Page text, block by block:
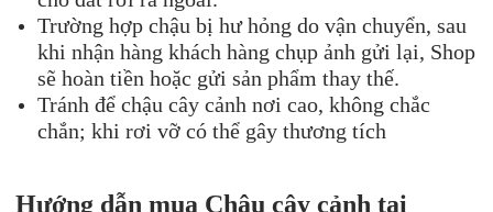
Trường hợp chậu bị hư hỏng do vận chuyển, sau
khi nhận hàng khách hàng chụp ảnh gửi lại, Shop
sẽ hoàn tiền hoặc gửi sản phẩm thay thế.
Tránh để chậu cây cảnh nơi cao, không chắc
chắn; khi rơi vỡ có thể gây thương tích
Hướng dẫn mua Chậu cây cảnh tại